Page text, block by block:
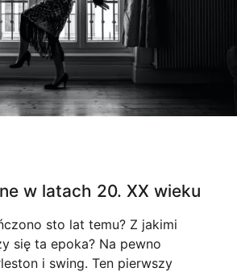
w latach 20. XX wieku
sto lat temu? Z jakimi
się ta epoka? Na pewno
i swing. Ten pierwszy